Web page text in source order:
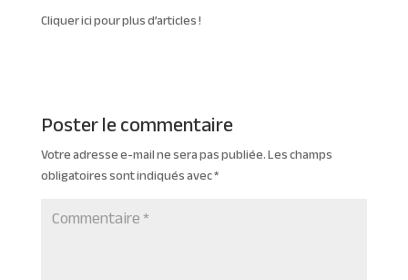
Cliquer ici pour plus d’articles !
Poster le commentaire
Votre adresse e-mail ne sera pas publiée.Les champs
obligatoires sont indiqués avec*